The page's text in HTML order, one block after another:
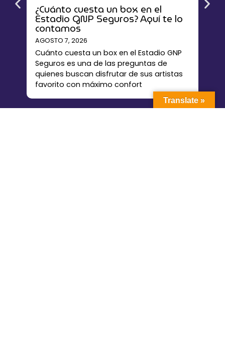
¿Cuánto cuesta un box en el
Estadio GNP Seguros? Aquí te lo
contamos
AGOSTO 7, 2026
Cuánto cuesta un box en el Estadio GNP
Seguros es una de las preguntas de
quienes buscan disfrutar de sus artistas
favorito con máximo confort
Translate »